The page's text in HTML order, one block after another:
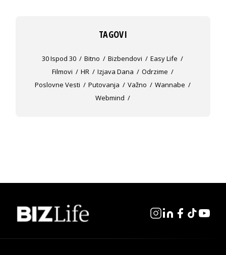
TAGOVI
30 Ispod 30 Bitno Bizbendovi
Easy Life
Filmovi
HR Izjava Dana
Odrzime
Poslovne Vesti
Putovanja Važno
Wannabe
Webmind